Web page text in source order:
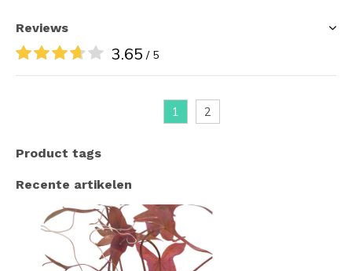
Reviews
3.65 / 5
1 2
Product tags
Recente artikelen